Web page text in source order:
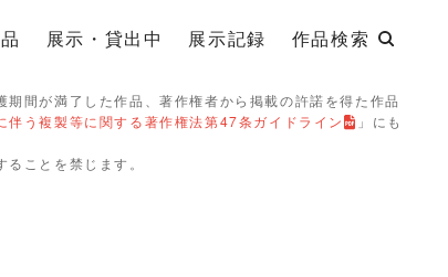
展示・貸出中 展示記録 作品検索
間が満了した作品、著作権者から掲載の許諾を得た作品
伴う複製等に関する著作権法第47条ガイドライン
」にも
ことを禁じます。